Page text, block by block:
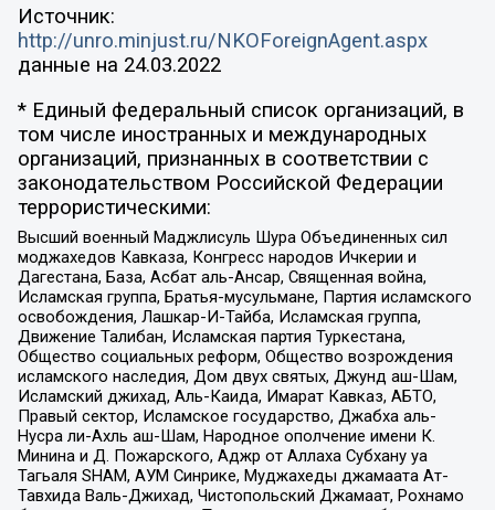
Источник:
http://unro.minjust.ru/NKOForeignAgent.aspx
данные на 24.03.2022
* Единый федеральный список организаций, в
том числе иностранных и международных
организаций, признанных в соответствии с
законодательством Российской Федерации
террористическими:
Высший военный Маджлисуль Шура Объединенных сил
моджахедов Кавказа, Конгресс народов Ичкерии и
Дагестана, База, Асбат аль-Ансар, Священная война,
Исламская группа, Братья-мусульмане, Партия исламского
освобождения, Лашкар-И-Тайба, Исламская группа,
Движение Талибан, Исламская партия Туркестана,
Общество социальных реформ, Общество возрождения
исламского наследия, Дом двух святых, Джунд аш-Шам,
Исламский джихад, Аль-Каида, Имарат Кавказ, АБТО,
Правый сектор, Исламское государство, Джабха аль-
Нусра ли-Ахль аш-Шам, Народное ополчение имени К.
Минина и Д. Пожарского, Аджр от Аллаха Субхану уа
Тагьаля SHAM, АУМ Синрике, Муджахеды джамаата Ат-
Тавхида Валь-Джихад, Чистопольский Джамаат, Рохнамо